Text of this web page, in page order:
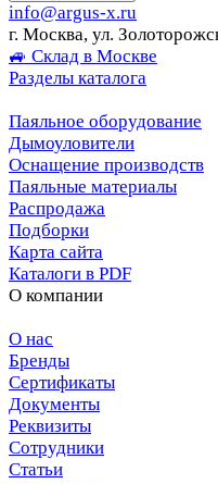
info@argus-x.ru
г. Москва, ул.
🚙 Склад в Москве
Разделы каталога
Паяльное оборудование
Дымоуловители
Оснащение производств
Паяльные материалы
Распродажа
Подборки
Карта сайта
Каталоги в PDF
О компании
О нас
Бренды
Сертификаты
Документы
Реквизиты
Сотрудники
Статьи